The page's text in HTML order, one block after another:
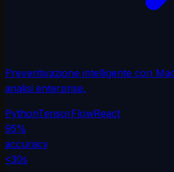
Preventivazione intelligente con
analisi enterprise.
PythonTensorFlow
95%